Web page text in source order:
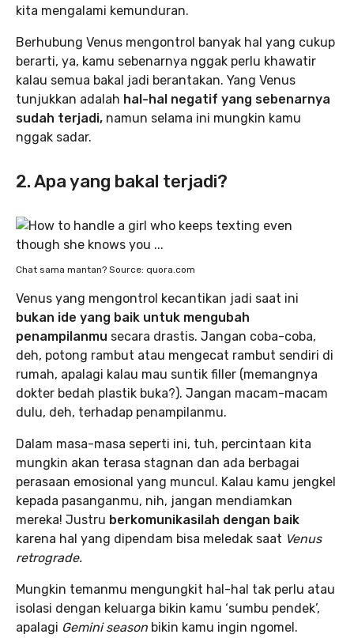
kita mengalami kemunduran.
Berhubung Venus mengontrol banyak hal yang cukup
berarti, ya, kamu sebenarnya nggak perlu khawatir
kalau semua bakal jadi berantakan. Yang Venus
tunjukkan adalah hal-hal negatif yang sebenarnya
sudah terjadi, namun selama ini mungkin kamu
nggak sadar.
2. Apa yang bakal terjadi?
Chat sama mantan? Source: quora.com
Venus yang mengontrol kecantikan jadi saat ini
bukan ide yang baik untuk mengubah
penampilanmu secara drastis. Jangan coba-coba,
deh, potong rambut atau mengecat rambut sendiri di
rumah, apalagi kalau mau suntik filler (memangnya
dokter bedah plastik buka?). Jangan macam-macam
dulu, deh, terhadap penampilanmu.
Dalam masa-masa seperti ini, tuh, percintaan kita
mungkin akan terasa stagnan dan ada berbagai
perasaan emosional yang muncul. Kalau kamu jengkel
kepada pasanganmu, nih, jangan mendiamkan
mereka! Justru berkomunikasilah dengan baik
karena hal yang dipendam bisa meledak saat Venus
retrograde.
Mungkin temanmu mengungkit hal-hal tak perlu atau
isolasi dengan keluarga bikin kamu ‘sumbu pendek’,
apalagi Gemini season bikin kamu ingin ngomel.